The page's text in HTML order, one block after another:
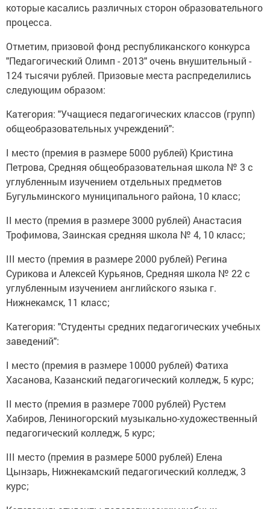
которые касались различных сторон образовательного
процесса.
Отметим, призовой фонд республиканского конкурса
"Педагогический Олимп - 2013" очень внушительный -
124 тысячи рублей. Призовые места распределились
следующим образом:
Категория: "Учащиеся педагогических классов (групп)
общеобразовательных учреждений":
I место (премия в размере 5000 рублей) Кристина
Петрова, Средняя общеобразовательная школа № 3 с
углубленным изучением отдельных предметов
Бугульминского муниципального района, 10 класс;
II место (премия в размере 3000 рублей) Анастасия
Трофимова, Заинская средняя школа № 4, 10 класс;
III место (премия в размере 2000 рублей) Регина
Сурикова и Алексей Курьянов, Средняя школа № 22 с
углубленным изучением английского языка г.
Нижнекамск, 11 класс;
Категория: "Студенты средних педагогических учебных
заведений":
I место (премия в размере 10000 рублей) Фатиха
Хасанова, Казанский педагогический колледж, 5 курс;
II место (премия в размере 7000 рублей) Рустем
Хабиров, Лениногорский музыкально-художественный
педагогический колледж, 5 курс;
III место (премия в размере 5000 рублей) Елена
Цынзарь, Нижнекамский педагогический колледж, 3
курс;